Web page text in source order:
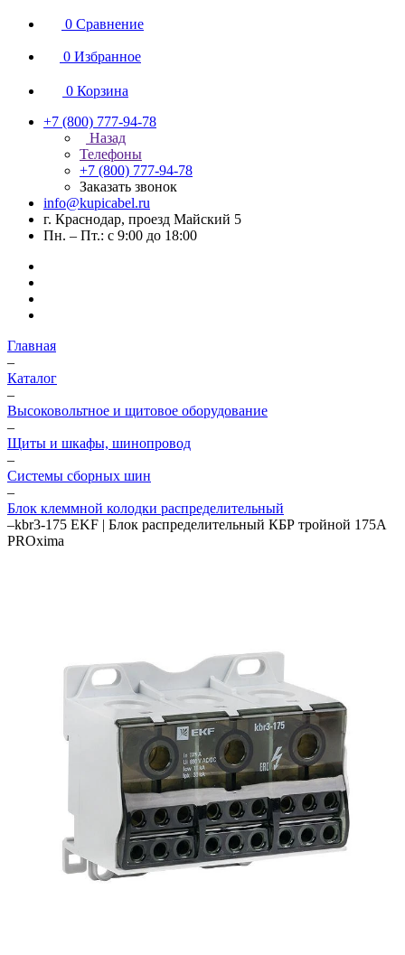
0 Сравнение
0 Избранное
0 Корзина
+7 (800) 777-94-78
Назад
Телефоны
+7 (800) 777-94-78
Заказать звонок
info@kupicabel.ru
г. Краснодар, проезд Майский 5
Пн. – Пт.: с 9:00 до 18:00
Главная
–
Каталог
–
Высоковольтное и щитовое оборудование
–
Щиты и шкафы, шинопровод
–
Системы сборных шин
–
Блок клеммной колодки распределительный
–kbr3-175 EKF | Блок распределительный КБР тройной 175A
PROxima